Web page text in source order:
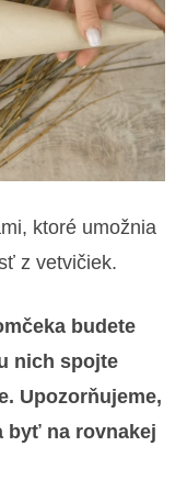
ktoré umožnia
z vetvičiek.
budete
nich spojte
Upozorňujeme,
byť na rovnakej